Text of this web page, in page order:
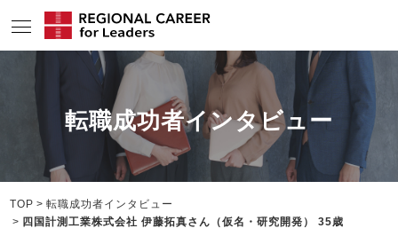
サービスの特長
求人情報
転職成功者インタビュー
転職成功者インタビュー
TOP
転職成功者インタビュー
四国計測工業株式会社 伊藤拓真さん（仮名・研究開発） 35歳